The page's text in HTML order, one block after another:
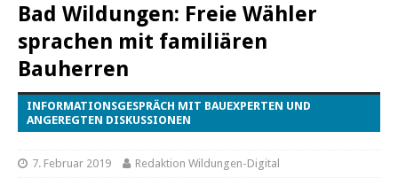
Bad Wildungen: Freie Wähler
sprachen mit familiären
Bauherren
INFORMATIONSGESPRÄCH MIT BAUEXPERTEN UND
ANGEREGTEN DISKUSSIONEN
7. Februar 2019 Redaktion Wildungen-Digital